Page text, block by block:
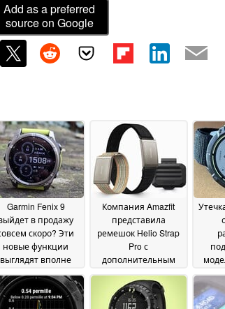
Add as a preferred
source on Google
Garmin Fenix 9
в продажу
скоро? Эти
новые функции
выглядят вполне
23
June 2026
Компания Amazfit
представила
ремешок Helio Strap
Pro с
дополнительным
18 June 2026